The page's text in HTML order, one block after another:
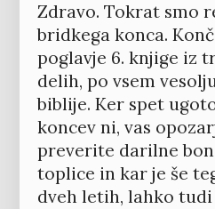
Zdravo. Tokrat smo
bridkega konca.
poglavje 6. knjige iz
delih, po vsem
biblije. Ker spet
koncev ni, vas
preverite darilne
toplice in kar je še
dveh letih, lahko tudi